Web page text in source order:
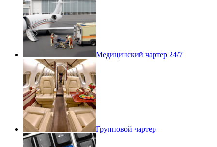
Медицинский чартер 24/7
Групповой чартер